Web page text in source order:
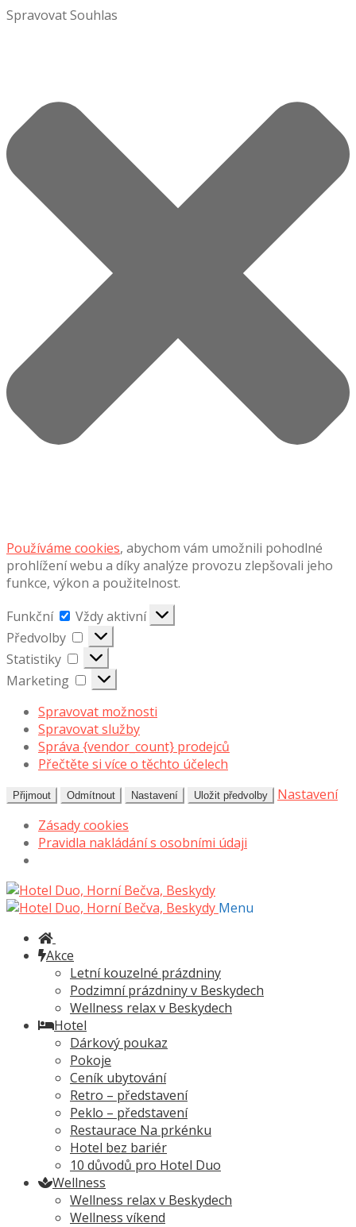
Spravovat Souhlas
Používáme cookies, abychom vám umožnili pohodlné
prohlížení webu a díky analýze provozu zlepšovali jeho
funkce, výkon a použitelnost.
Funkční
Funkční
Vždy aktivní
Předvolby
Předvolby
Statistiky
Statistiky
Marketing
Marketing
Spravovat možnosti
Spravovat služby
Správa {vendor_count} prodejců
Přečtěte si více o těchto účelech
Přijmout Odmítnout Nastavení Uložit předvolby
Nastavení
Zásady cookies
Pravidla nakládání s osobními údaji
Přeskočit
na
Přejít
k
webu
Menu
Akce
Letní kouzelné prázdniny
Podzimní prázdniny v Beskydech
Wellness relax v Beskydech
Hotel
Dárkový poukaz
Pokoje
Ceník ubytování
Retro – představení
Peklo – představení
Restaurace Na prkénku
Hotel bez bariér
10 důvodů pro Hotel Duo
Wellness
Wellness relax v Beskydech
Wellness víkend